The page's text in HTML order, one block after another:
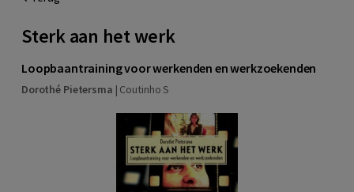
Sterk aan het werk
Loopbaantraining voor werkenden en werkzoekenden
Dorothé Pietersma | Coutinho S